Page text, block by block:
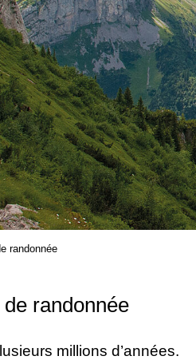
randonnée
randonnée
millions d’années.